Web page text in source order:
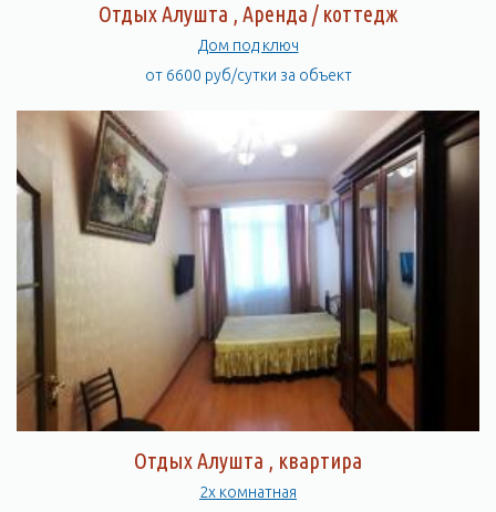
Отдых Алушта , Аренда / коттедж
Дом под ключ
от 6600 руб/сутки за объект
Отдых Алушта , квартира
2х комнатная